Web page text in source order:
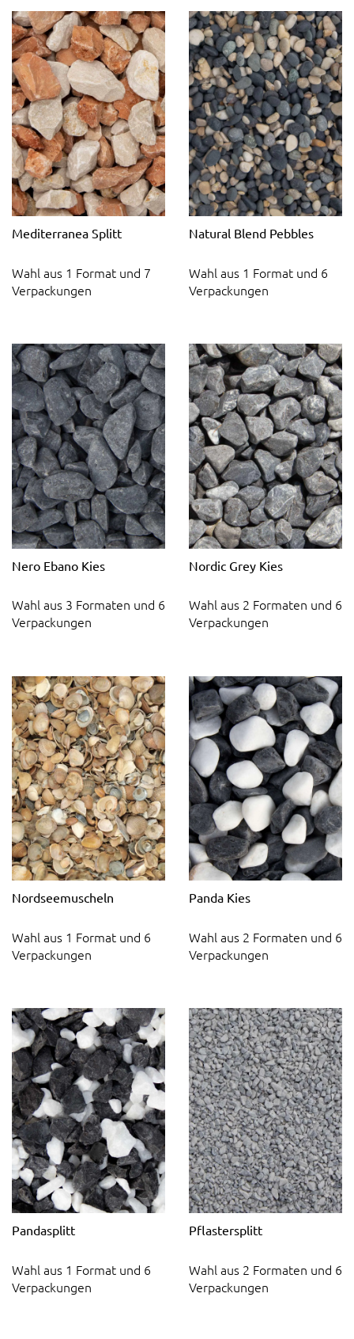
Mediterranea Splitt
Wahl aus 1 Format und 7
Verpackungen
Natural Blend Pebbles
Wahl aus 1 Format und 6
Verpackungen
Nero Ebano Kies
Wahl aus 3 Formaten und 6
Verpackungen
Nordic Grey Kies
Wahl aus 2 Formaten und 6
Verpackungen
Nordseemuscheln
Wahl aus 1 Format und 6
Verpackungen
Panda Kies
Wahl aus 2 Formaten und 6
Verpackungen
Pandasplitt
Wahl aus 1 Format und 6
Verpackungen
Pflastersplitt
Wahl aus 2 Formaten und 6
Verpackungen